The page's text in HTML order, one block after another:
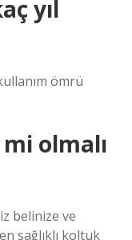
yıl
ömrü
olmalı
belinize ve
sağlıklı koltuk